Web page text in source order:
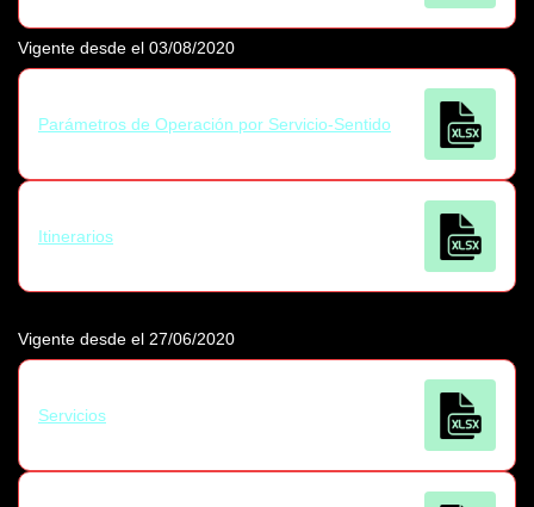
Vigente desde el 03/08/2020
Parámetros de Operación por Servicio-Sentido
Itinerarios
Vigente desde el 27/06/2020
Servicios